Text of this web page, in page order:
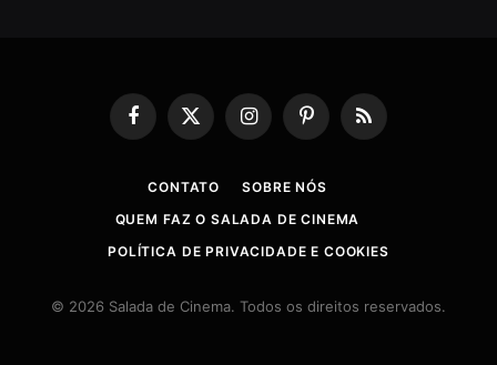
Facebook
X
(Twitter)
InstagramPinterestRSS
CONTATO
SOBRE NÓS
QUEM FAZ O SALADA DE CINEMA
POLÍTICA DE PRIVACIDADE E COOKIES
© 2026 Salada de Cinema. Todos os direitos reservados.